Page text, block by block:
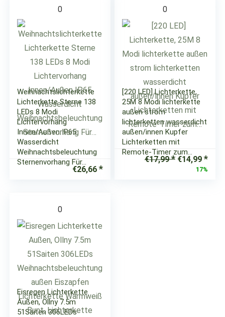
0
Weihnachtslichterkette
Lichterkette Sterne 138
LEDs 8 Modi
Lichtervorhang
Innen/Außen IP65
Wasserdicht
Weihnachtsbeleuchtung
Sternenvorhang Für…
€26,66
0
[220 LED] Lichterkette,
25M 8 Modi lichterkette
außen strom
lichterketten wasserdicht
außen/innen Kupfer
Lichterketten mit
Remote-Timer zum…
€17,99
Preis
€14,99
17%
0
Eisregen Lichterkette
Außen, Ollny 7.5m
51Saiten 306LEDs